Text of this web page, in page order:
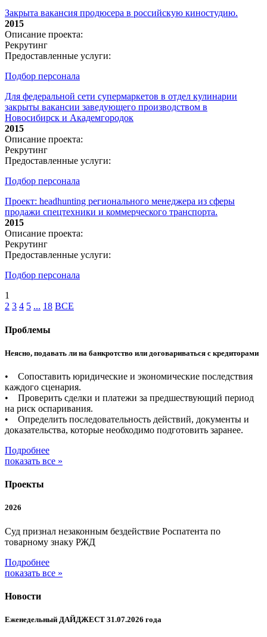
Закрыта вакансия продюсера в российскую киностудию.
2015
Описание проекта:
Рекрутинг
Предоставленные услуги:
Подбор персонала
Для федеральной сети супермаркетов в отдел кулинарии
закрыты вакансии заведующего производством в
Новосибирск и Академгородок
2015
Описание проекта:
Рекрутинг
Предоставленные услуги:
Подбор персонала
Проект: headhunting регионального менеджера из сферы
продажи спецтехники и коммерческого транспорта.
2015
Описание проекта:
Рекрутинг
Предоставленные услуги:
Подбор персонала
1
2 3 4 5 ... 18 ВСЕ
Проблемы
Неясно, подавать ли на банкротство или договариваться с кредиторами
• Сопоставить юридические и экономические последствия
каждого сценария.
• Проверить сделки и платежи за предшествующий период
на риск оспаривания.
• Определить последовательность действий, документы и
доказательства, которые необходимо подготовить заранее.
Подробнее
показать все »
Проекты
2026
Суд признал незаконным бездействие Роспатента по
товарному знаку РЖД
Подробнее
показать все »
Новости
Еженедельный ДАЙДЖЕСТ 31.07.2026 года